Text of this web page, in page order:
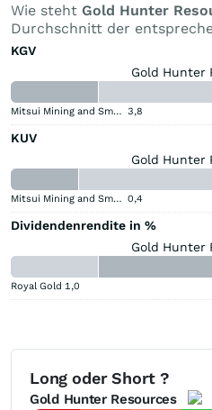
Wie steht Gold Hunter
Durchschnitt der
KGV
Gold Hunter
Mitsui Mining and Smelting Company 3,8
KUV
Gold Hunter
Mitsui Mining and Smelting Company 0,4
Dividendenrendite in %
Gold Hunter
Royal Gold 1,0
Long oder Short ?
Gold Hunter Resources